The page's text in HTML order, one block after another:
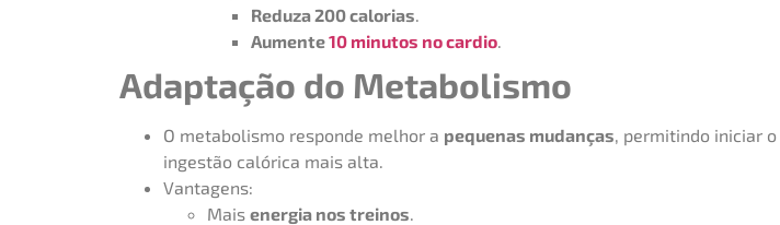
Reduza 200 calorias
Aumente10 minutos no cardio.
Adaptação do Metabolismo
O metabolismo responde melhor a pequenas mudanças , permitindo iniciar o
ingestão calórica mais alta.
Vantagens:
Mais energia nos treinos